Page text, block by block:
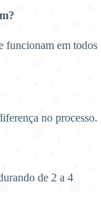
funcionam em todos
no processo.
de 2 a 4